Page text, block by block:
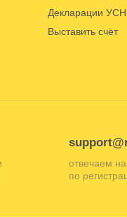
Декларации УСН
Выставить счёт
отвечаем
по